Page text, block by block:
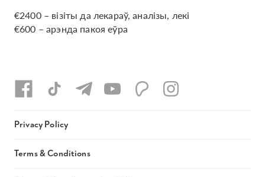
€2400 – візіты да лекараў, аналізы, лекі
€600 – арэнда пакоя еўра
Privacy Policy
Terms & Conditions